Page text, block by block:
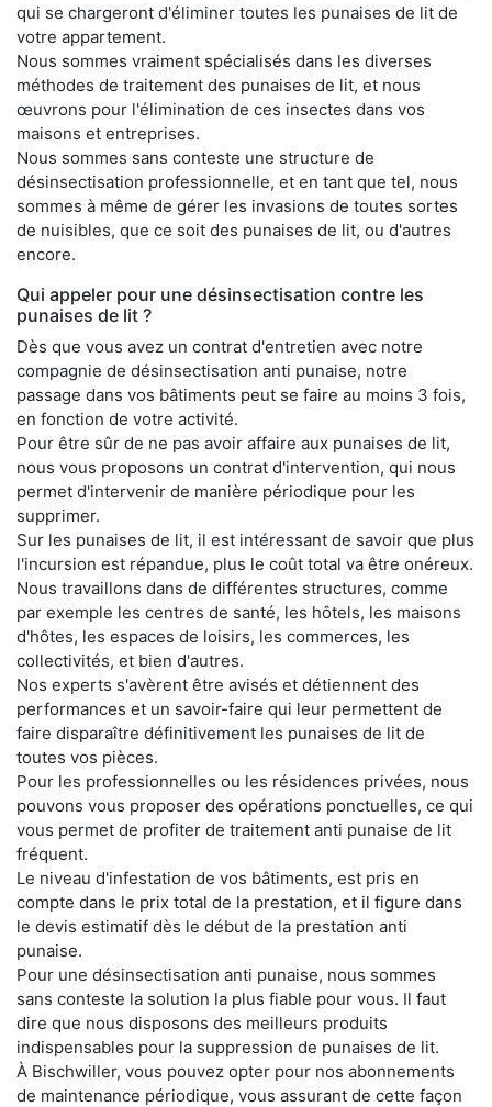
qui se chargeront d'éliminer toutes les punaises de lit de
votre appartement.
Nous sommes vraiment spécialisés dans les diverses
méthodes de traitement des punaises de lit, et nous
œuvrons pour l'élimination de ces insectes dans vos
maisons et entreprises.
Nous sommes sans conteste une structure de
désinsectisation professionnelle, et en tant que tel, nous
sommes à même de gérer les invasions de toutes sortes
de nuisibles, que ce soit des punaises de lit, ou d'autres
encore.
Qui appeler pour une désinsectisation contre les
punaises de lit ?
Dès que vous avez un contrat d'entretien avec notre
compagnie de désinsectisation anti punaise, notre
passage dans vos bâtiments peut se faire au moins 3 fois,
en fonction de votre activité.
Pour être sûr de ne pas avoir affaire aux punaises de lit,
nous vous proposons un contrat d'intervention, qui nous
permet d'intervenir de manière périodique pour les
supprimer.
Sur les punaises de lit, il est intéressant de savoir que plus
l'incursion est répandue, plus le coût total va être onéreux.
Nous travaillons dans de différentes structures, comme
par exemple les centres de santé, les hôtels, les maisons
d'hôtes, les espaces de loisirs, les commerces, les
collectivités, et bien d'autres.
Nos experts s'avèrent être avisés et détiennent des
performances et un savoir-faire qui leur permettent de
faire disparaître définitivement les punaises de lit de
toutes vos pièces.
Pour les professionnelles ou les résidences privées, nous
pouvons vous proposer des opérations ponctuelles, ce qui
vous permet de profiter de traitement anti punaise de lit
fréquent.
Le niveau d'infestation de vos bâtiments, est pris en
compte dans le prix total de la prestation, et il figure dans
le devis estimatif dès le début de la prestation anti
punaise.
Pour une désinsectisation anti punaise, nous sommes
sans conteste la solution la plus fiable pour vous. Il faut
dire que nous disposons des meilleurs produits
indispensables pour la suppression de punaises de lit.
À Bischwiller, vous pouvez opter pour nos abonnements
de maintenance périodique, vous assurant de cette façon